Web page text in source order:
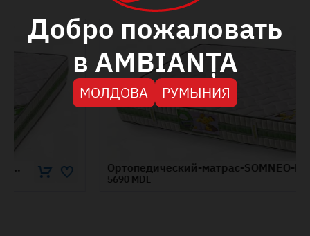
Ортопедический-матрас-SOMNEO-BIO-1.6x1.9-м
5690 MDL
Добро пожаловать
в AMBIANȚA
МОЛДОВА РУМЫНИЯ